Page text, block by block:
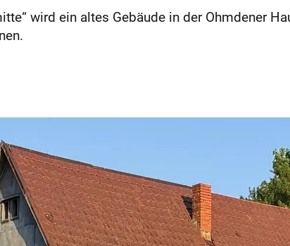
wird ein altes Gebäude in der Ohmdener